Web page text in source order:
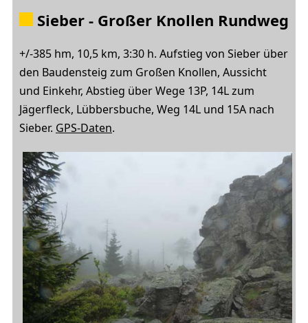
Sieber - Großer Knollen Rundweg
+/-385 hm, 10,5 km, 3:30 h. Aufstieg von Sieber über
den Baudensteig zum Großen Knollen, Aussicht
und Einkehr, Abstieg über Wege 13P, 14L zum
Jägerfleck, Lübbersbuche, Weg 14L und 15A nach
Sieber. GPS-Daten.